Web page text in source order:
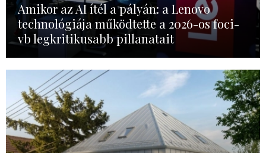
Amikor az AI ítél a pályán: a Lenovo
technológiája működtette a 2026-os foci-
vb legkritikusabb pillanatait